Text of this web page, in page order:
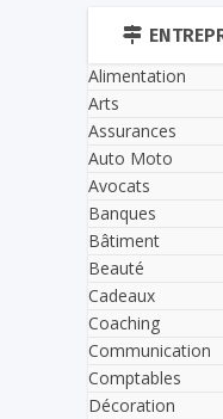
Alimentation
Arts
Assurances
Auto Moto
Avocats
Banques
Bâtiment
Beauté
Cadeaux
Coaching
Communication
Comptables
Décoration